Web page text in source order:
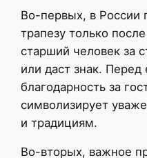
Во-первых, в России
трапезу только
старший человек за
или даст знак.
благодарность за
символизирует
и традициям.
Во-вторых, важное